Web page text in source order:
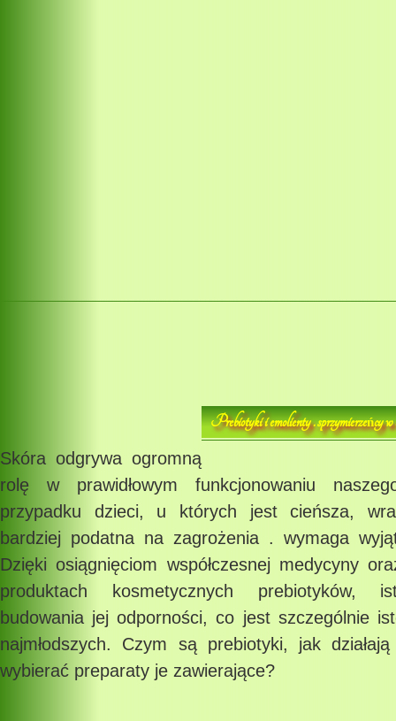
Prebiotyki i emolienty . sprzymierzeńcy
Skóra odgrywa ogromną
rolę w prawidłowym funkcjonowaniu
przypadku dzieci, u których jest cieńsza,
bardziej podatna na zagrożenia . wymaga
Dzięki osiągnięciom współczesnej medycyny
produktach kosmetycznych prebiotyków,
budowania jej odporności, co jest szczególnie
najmłodszych. Czym są prebiotyki, jak
wybierać preparaty je zawierające?